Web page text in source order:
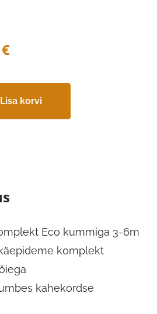
€Praegune
on:
14,07 €.
Lisa korvi
Eco kummiga 3-6m
komplekt
kahekordse